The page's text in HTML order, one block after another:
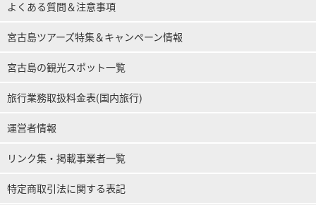
よくある質問＆注意事項
宮古島ツアーズ特集＆キャンペーン情報
宮古島の観光スポット一覧
旅行業務取扱料金表(国内旅行)
運営者情報
リンク集・掲載事業者一覧
特定商取引法に関する表記